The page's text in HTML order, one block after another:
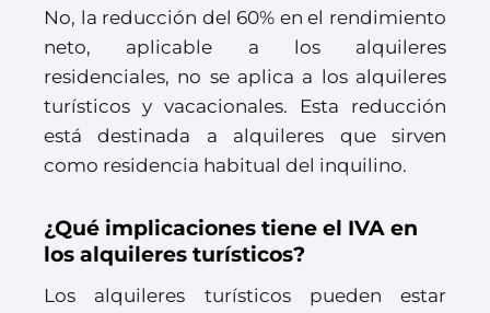
No, la reducción del 60% en el rendimiento
neto, aplicable a los alquileres
residenciales, no se aplica a los alquileres
turísticos y vacacionales. Esta reducción
está destinada a alquileres que sirven
como residencia habitual del inquilino.
¿Qué implicaciones tiene el IVA en
los alquileres turísticos?
Los alquileres turísticos pueden estar